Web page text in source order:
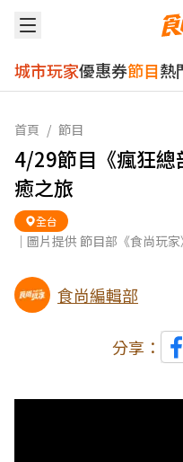
城市玩家優惠券節目熱
首頁 / 節目
4/29節目《瘋狂總
癒之旅
全台
｜圖片提供 節目部《食尚玩家
食尚編輯部
分享：